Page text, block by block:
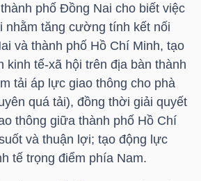
phố Đồng Nai cho biết việc
nhằm tăng cường tính kết nối
và thành phố Hồ Chí Minh, tạo
kinh tế-xã hội trên địa bàn thành
tải áp lực giao thông cho phà
quá tải), đồng thời giải quyết
thông giữa thành phố Hồ Chí
và thuận lợi; tạo động lực
tế trọng điểm phía Nam.